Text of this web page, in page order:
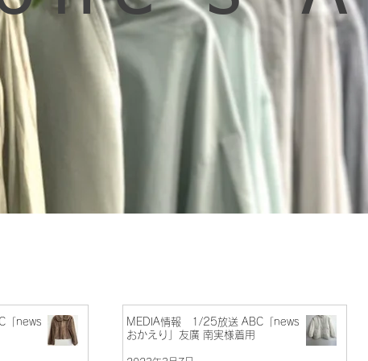
「news
MEDIA情報 1/25放送 ABC「news
おかえり」友廣 南実様着用